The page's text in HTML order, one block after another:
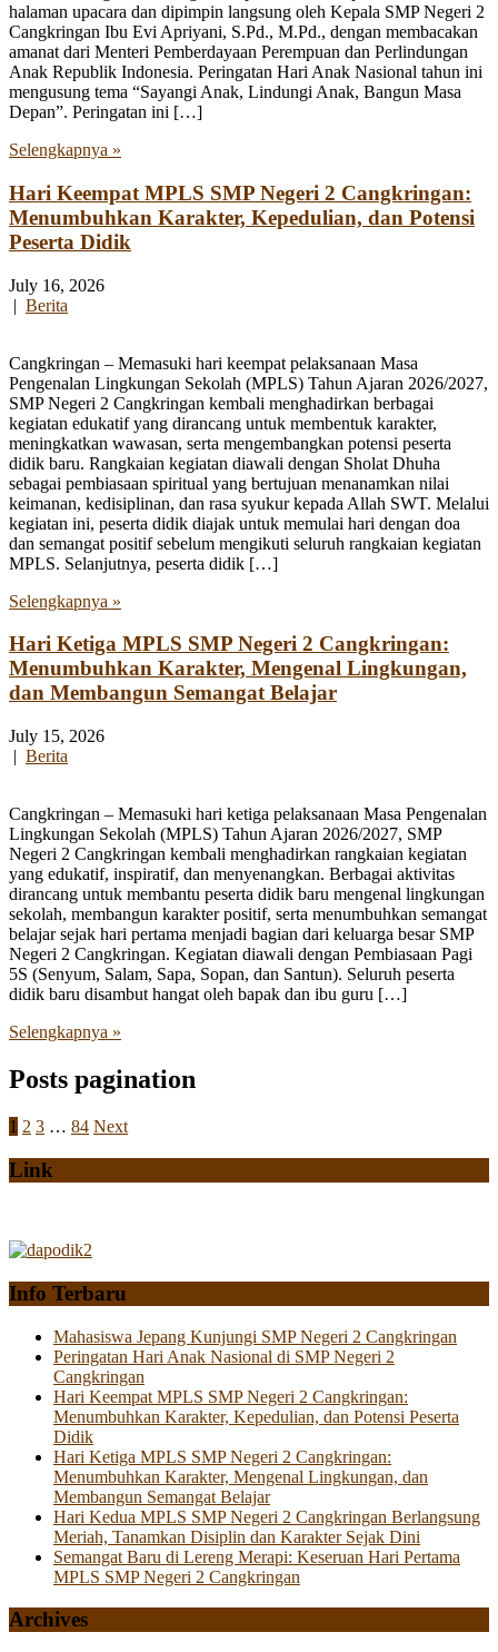
halaman upacara dan dipimpin langsung oleh Kepala SMP Negeri 2
Cangkringan Ibu Evi Apriyani, S.Pd., M.Pd., dengan membacakan
amanat dari Menteri Pemberdayaan Perempuan dan Perlindungan
Anak Republik Indonesia. Peringatan Hari Anak Nasional tahun ini
mengusung tema “Sayangi Anak, Lindungi Anak, Bangun Masa
Depan”. Peringatan ini […]
Selengkapnya »
Hari Keempat MPLS SMP Negeri 2 Cangkringan:
Menumbuhkan Karakter, Kepedulian, dan Potensi
Peserta Didik
July 16, 2026
| Berita
Cangkringan – Memasuki hari keempat pelaksanaan Masa
Pengenalan Lingkungan Sekolah (MPLS) Tahun Ajaran 2026/2027,
SMP Negeri 2 Cangkringan kembali menghadirkan berbagai
kegiatan edukatif yang dirancang untuk membentuk karakter,
meningkatkan wawasan, serta mengembangkan potensi peserta
didik baru. Rangkaian kegiatan diawali dengan Sholat Dhuha
sebagai pembiasaan spiritual yang bertujuan menanamkan nilai
keimanan, kedisiplinan, dan rasa syukur kepada Allah SWT. Melalui
kegiatan ini, peserta didik diajak untuk memulai hari dengan doa
dan semangat positif sebelum mengikuti seluruh rangkaian kegiatan
MPLS. Selanjutnya, peserta didik […]
Selengkapnya »
Hari Ketiga MPLS SMP Negeri 2 Cangkringan:
Menumbuhkan Karakter, Mengenal Lingkungan,
dan Membangun Semangat Belajar
July 15, 2026
| Berita
Cangkringan – Memasuki hari ketiga pelaksanaan Masa Pengenalan
Lingkungan Sekolah (MPLS) Tahun Ajaran 2026/2027, SMP
Negeri 2 Cangkringan kembali menghadirkan rangkaian kegiatan
yang edukatif, inspiratif, dan menyenangkan. Berbagai aktivitas
dirancang untuk membantu peserta didik baru mengenal lingkungan
sekolah, membangun karakter positif, serta menumbuhkan semangat
belajar sejak hari pertama menjadi bagian dari keluarga besar SMP
Negeri 2 Cangkringan. Kegiatan diawali dengan Pembiasaan Pagi
5S (Senyum, Salam, Sapa, Sopan, dan Santun). Seluruh peserta
didik baru disambut hangat oleh bapak dan ibu guru […]
Selengkapnya »
Posts pagination
1 2 3 … 84 Next
Link
Info Terbaru
Mahasiswa Jepang Kunjungi SMP Negeri 2 Cangkringan
Peringatan Hari Anak Nasional di SMP Negeri 2
Cangkringan
Hari Keempat MPLS SMP Negeri 2 Cangkringan:
Menumbuhkan Karakter, Kepedulian, dan Potensi Peserta
Didik
Hari Ketiga MPLS SMP Negeri 2 Cangkringan:
Menumbuhkan Karakter, Mengenal Lingkungan, dan
Membangun Semangat Belajar
Hari Kedua MPLS SMP Negeri 2 Cangkringan Berlangsung
Meriah, Tanamkan Disiplin dan Karakter Sejak Dini
Semangat Baru di Lereng Merapi: Keseruan Hari Pertama
MPLS SMP Negeri 2 Cangkringan
Archives